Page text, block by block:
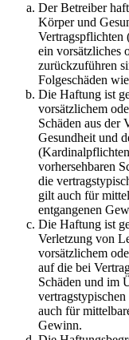
Der Betreiber
Körper und
Vertragspflichten
ein vorsätzliches
zurückzuführen
Folgeschäden
Die Haftung ist
vorsätzlichem
Schäden aus der
Gesundheit und
vorhersehbaren
die
gilt auch für
entgangenen
Die Haftung ist
Verletzung von
vorsätzlichem
auf die bei
Schäden und im
auch für
Gewinn.